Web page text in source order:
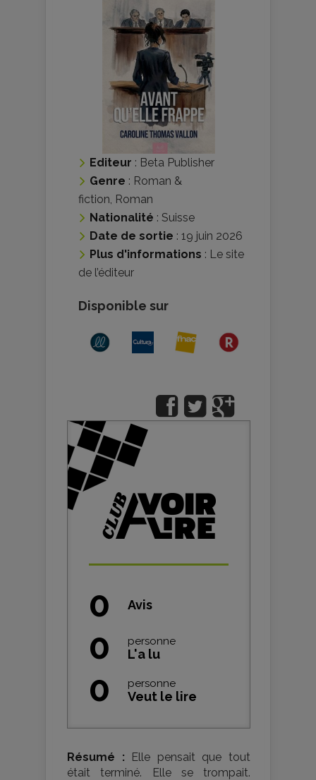
Editeur : Beta Publisher
Genre : Roman &
fiction Roman
Nationalité : Suisse
Date de sortie : 19 juin 2026
Plus d'informations : Le site
de l’éditeur
Disponible sur
0 Avis
0 personne
L'a lu
0 personne
Veut le lire
Résumé : Elle pensait que tout
était terminé. Elle se trompait.